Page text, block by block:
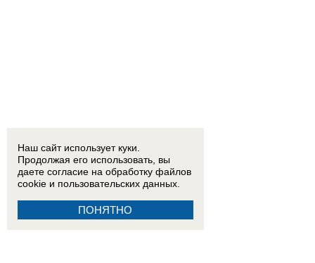
Наш сайт использует куки.
Продолжая его использовать, вы
даете согласие на обработку файлов
cookie и пользовательских данных.
ПОНЯТНО